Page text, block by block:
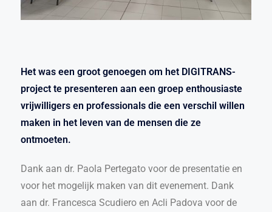
Het was een groot genoegen om het DIGITRANS-
project te presenteren aan een groep enthousiaste
vrijwilligers en professionals die een verschil willen
maken in het leven van de mensen die ze
ontmoeten.
Dank aan dr. Paola Pertegato voor de presentatie en
voor het mogelijk maken van dit evenement. Dank
aan dr. Francesca Scudiero en Acli Padova voor de